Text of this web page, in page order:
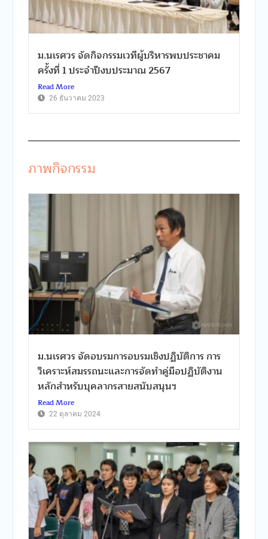
ม.นเรศวร จัดกิจกรรมเวทีผู้บริหารพบประชาคม
ครั้งที่ 1 ประจำปีงบประมาณ 2567
Read More
26 ธันวาคม 2023
ภาพกิจกรรม
ม.นเรศวร จัดอบรมการอบรมเชิงปฏิบัติการ การ
วิเคราะห์สมรรถนะและการจัดทำคู่มือปฏิบัติงาน
หลักสำหรับบุคลากรสายสนับสนุนฯ
Read More
22 ตุลาคม 2024